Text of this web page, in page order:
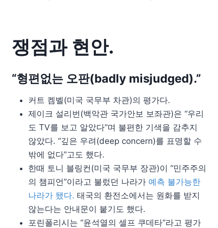
쟁점과 현안.
“형편없는 오판(badly misjudged).”
커트 켐벨(미국 국무부 차관)의 평가다.
제이크 설리번(백악관 국가안보 보좌관)은 “우리
도 TV를 보고 알았다”며 불편한 기색을 감추지
않았다. “깊은 우려(deep concern)를 표명할 수
밖에 없다”고도 했다.
한때 토니 블링컨(미국 국무부 장관)이 “민주주의
의 챔피언”이라고 불렀던 나라가 예측 불가능한
나라가 됐다. 태국의 환전소에서는 원화를 받지
않는다는 안내문이 붙기도 했다.
포린폴리시는 “윤석열의 셀프 쿠데타”라고 평가